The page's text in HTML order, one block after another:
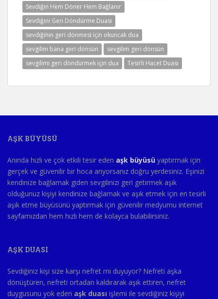
Sevdiğin Hem Döner Hem Bağlanır
Sevdiğini Geri Döndürme Duası
sevdiğinin geri dönmesi için okuncak dua
sevgilim bana geri dönsün
sevgilim geri dönsün
sevgilimi geri döndürmek için dua
Tesirli Hacet Duası
AŞK BÜYÜSÜ
Anında hızlı ve çok etkili tesir eden aşk büyüsü yaptırmak için
gerçek ve güvenilir bir hoca arıyorsanız doğru yerdesiniz. Eşinizi
kendinize bağlamak giden sevgilinizi geri getirmek aşık
olduğunuz kişiyi kendinize bağlamak ve aşık etmek için en tesirli
aşık etme büyüsünü yaptırmak için güvenilir medyumu internet
sayfamızdan hem hızlı hem de kolayca bulabilirsiniz.
AŞK DUASI
Sevdiğiniz kişi size karşı nefret mi duyuyor? Nefreti aşka
dönüştüren, nefreti ortadan kaldırarak aşık ettiren, nefret
duygusunu yok eden aşk duası işlemi ile sevdiğiniz kişiyi